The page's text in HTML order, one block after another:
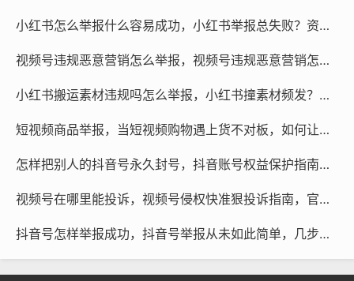
小红书怎么举报什么容易成功，小红书举报总失败？资深用户总结的精准狙击法，附赠一条隐藏高效通道
视频号违规恶意营销怎么举报，视频号违规恶意营销怎么举报？手把手教你最有效的维权方法
小红书搬运素材违规吗怎么举报，小红书撞素材频发？搬运必违规，手把手教你正确举报与维权
短视频商品举报，当短视频购物遇上货不对板，如何让商品举报成为你的维权利器
怎样把别人的抖音号永久封号，抖音账号权益保护指南，面对违规内容如何正确维权
视频号在哪里能投诉，视频号侵权快准狠投诉指南，官方渠道与高效助力
抖音号怎样举报成功，抖音号举报从未如此简单，几步操作让违规账号无处遁形